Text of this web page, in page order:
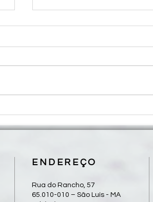
São Luís recebe reunião do
Fórum Nacional de
ENDEREÇO
Rua do Rancho, 57
65.010-010 – São Luís - MA